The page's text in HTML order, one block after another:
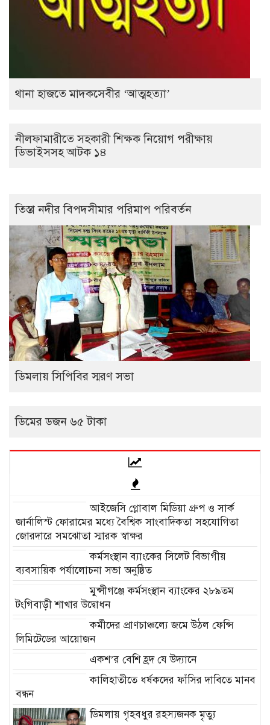
থানা হাজতে মাদকসেবীর ‘আত্মহত্যা’
নীলফামারীতে সহকারী শিক্ষক নিয়োগ পরীক্ষায়
ডিভাইসসহ আটক ১৪
তিস্তা নদীর বিপদসীমার পরিমাপ পরিবর্তন
ডিমলায় সিপিবির স্মরণ সভা
ডিমের ডজন ৬৫ টাকা
আইজেসি গ্লোবাল মিডিয়া গ্রুপ ও সার্ক
জার্নালিস্ট ফোরামের মধ্যে বৈশ্বিক সাংবাদিকতা সহযোগিতা
জোরদারে সমঝোতা স্মারক স্বাক্ষর
কর্মসংস্থান ব্যাংকের সিলেট বিভাগীয়
ব্যবসায়িক পর্যালোচনা সভা অনুষ্ঠিত
মুন্সীগঞ্জে কর্মসংস্থান ব্যাংকের ২৮৯তম
টংগিবাড়ী শাখার উদ্বোধন
কর্মীদের প্রাণচাঞ্চল্যে জমে উঠল ফেন্সি
লিমিটেডের আয়োজন
একশ’র বেশি হ্রদ যে উদ্যানে
কালিহাতীতে ধর্ষকদের ফাঁসির দাবিতে মানব
বন্ধন
ডিমলায় গৃহবধুর রহস্যজনক মৃত্যু